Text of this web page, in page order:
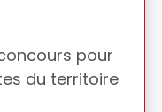
pour
du territoire